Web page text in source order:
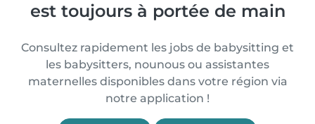
est toujours à portée de main
Consultez rapidement les jobs de babysitting et
les babysitters, nounous ou assistantes
maternelles disponibles dans votre région via
notre application !